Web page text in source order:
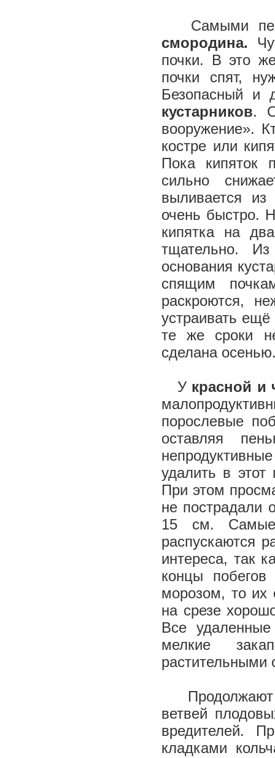
Самыми
смородина.
почки. В это
почки спят,
Безопасный и
кустарников.
вооружение».
костре или
Пока кипяток
сильно
выливается
очень быстро.
кипятка на
тщательно.
основания
спящим
раскроются,
устраивать ещё
те же сроки
сделана
У красной и
порослевые
оставляя
удалить в
При этом
не пострадали
15 см. Самые
распускаются
интереса, так
концы
морозом, то их
на срезе
Все
мелкие
растительными
Продолжают
ветвей
вредителей.
кладками